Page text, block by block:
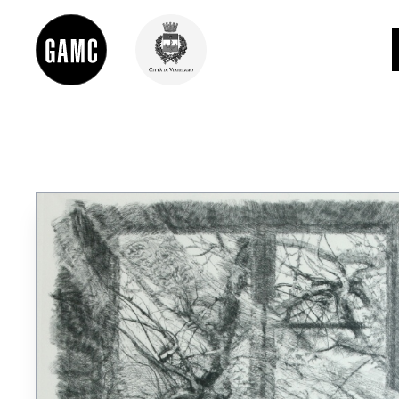
DIDATTICA
SHOP
LE COLLEZIONI
GLI AUTORI
LORENZO VIANI
MOSTRE
EVENTI
PALAZZO DELLE MUSE